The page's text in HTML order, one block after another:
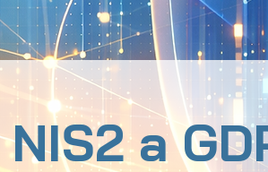
NIS2 a